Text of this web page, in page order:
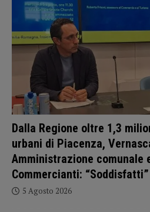
Dalla Regione oltre 1,3
urbani di Piacenza,
Amministrazione comunale
Commercianti: “Soddisfatti”
5 Agosto 2026